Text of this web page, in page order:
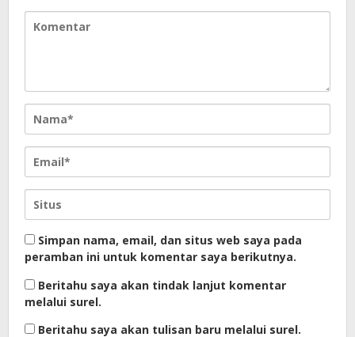
Simpan nama, email, dan situs web saya pada
peramban ini untuk komentar saya berikutnya.
Beritahu saya akan tindak lanjut komentar
melalui surel.
Beritahu saya akan tulisan baru melalui surel.